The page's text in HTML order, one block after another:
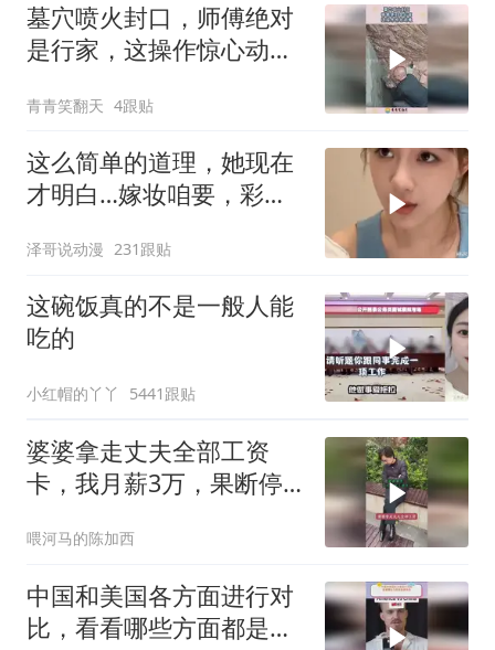
墓穴喷火封口，师傅绝对
是行家，这操作惊心动
青青笑翻天 4跟贴
这么简单的道理，她现在
才明白…嫁妆咱要，彩礼
泽哥说动漫 231跟贴
这碗饭真的不是一般人能
吃的
小红帽的丫丫 5441跟贴
婆婆拿走丈夫全部工资
卡，我月薪3万，果断停
喂河马的陈加西
中国和美国各方面进行对
比，看看哪些方面都是谁